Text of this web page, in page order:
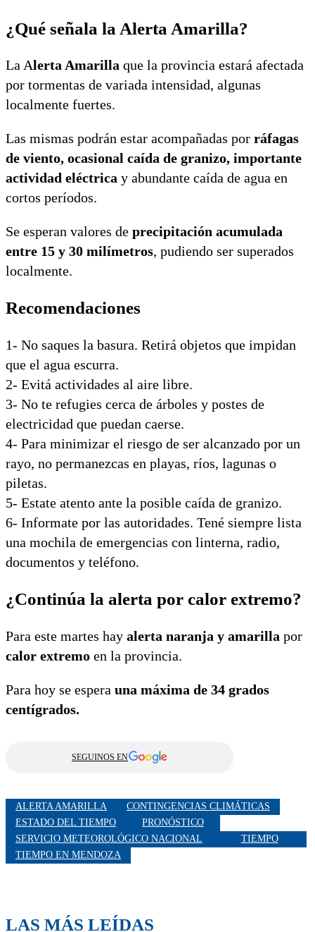
¿Qué señala la Alerta Amarilla?
La Alerta Amarilla que la provincia estará afectada
por tormentas de variada intensidad, algunas
localmente fuertes.
Las mismas podrán estar acompañadas por ráfagas
de viento, ocasional caída de granizo, importante
actividad eléctrica y abundante caída de agua en
cortos períodos.
Se esperan valores de precipitación acumulada
entre 15 y 30 milímetros, pudiendo ser superados
localmente.
Recomendaciones
1- No saques la basura. Retirá objetos que impidan
que el agua escurra.
2- Evitá actividades al aire libre.
3- No te refugies cerca de árboles y postes de
electricidad que puedan caerse.
4- Para minimizar el riesgo de ser alcanzado por un
rayo, no permanezcas en playas, ríos, lagunas o
piletas.
5- Estate atento ante la posible caída de granizo.
6- Informate por las autoridades. Tené siempre lista
una mochila de emergencias con linterna, radio,
documentos y teléfono.
¿Continúa la alerta por calor extremo?
Para este martes hay alerta naranja y amarilla por
calor extremo en la provincia.
Para hoy se espera una máxima de 34 grados
centígrados.
SEGUINOS EN
ALERTA AMARILLA
CONTINGENCIAS CLIMÁTICAS
ESTADO DEL TIEMPO
PRONÓSTICO
SERVICIO METEOROLÓGICO NACIONAL
TIEMPO
TIEMPO EN MENDOZA
LAS MÁS LEÍDAS